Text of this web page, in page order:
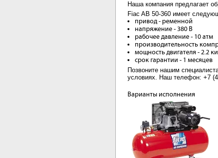
Наша компания предлагает
Fiac AB 50-360 имеет
привод - ременной
напряжение - 380 В
рабочее давление - 10 атм
производительность
мощность двигателя - 2.2
срок гарантии - 1 месяцев
Позвоните нашим
условиях. Наш телефон: +7
Варианты исполнения